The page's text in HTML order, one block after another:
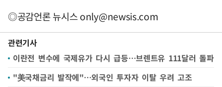
◎공감언론 뉴시스only@newsis.com
관련기사
이란전 변수에 국제유가 다시 급등…브렌트유 111달러 돌파
"美국채금리 발작에"…외국인 투자자 이탈 우려 고조